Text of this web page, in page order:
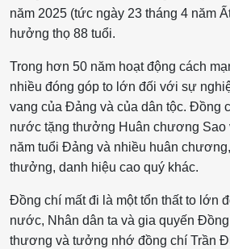
năm 2025 (tức ngày 23 tháng 4 năm
hưởng thọ 88 tuổi.
Trong hơn 50 năm hoạt động cách
nhiều đóng góp to lớn đối với sự
vang của Đảng và của dân tộc. Đồng
nước tặng thưởng Huân chương Sao
năm tuổi Đảng và nhiều huân
thưởng, danh hiệu cao quý khác.
Đồng chí mất đi là một tổn thất to lớn
nước, Nhân dân ta và gia quyến
thương và tưởng nhớ đồng chí Trần